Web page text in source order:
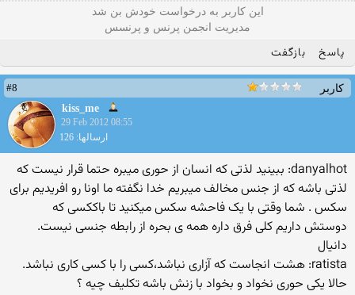
این كاربر به درخواست خودش بن شد
مدیریت انجمن پرنس و پرنسس
پاسخ بازگفت
کاربر
#8
kiss_me
29 Feb 2012 08:55
ارسالها: 126
danyalhot: ببینید لذتی که انسان از حوری میبره حتما قرار نیست که
لذتی باشه که از جنس مخالف میبریم خدا نگفته ما اونا رو افریدیم برای
سکس . شما وقتی با یک فاحشه سکس میکنید تا باککسی که
دوستش داریم کلی فرق داره همه ی بحره از رابطه جنسی نیست.
دانیال
ratista: هشت انجاست که آزاری نباشد،کسی را با کسی کاری نباشد.
حالا یکی حوری نخواد و بخواد با زنش باشه تکلیف چیه ؟